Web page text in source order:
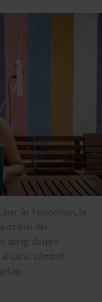
în Teleorman, la
din
aprig despre
cărui zâmbet